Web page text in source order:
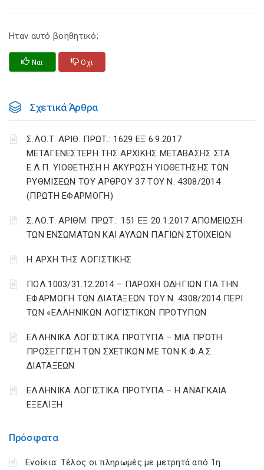
Πρόσφατα
Ενοίκια: Τέλος οι πληρωμές με μετρητά από 1η
Ηταν αυτό βοηθητικό;
Ναι Οχι
Σχετικά Άρθρα
Σ.ΛΟ.Τ. ΑΡΙΘ. ΠΡΩΤ.: 1629 ΕΞ 6.9.2017
ΜΕΤΑΓΕΝΕΣΤΕΡΗ ΤΗΣ ΑΡΧΙΚΗΣ ΜΕΤΑΒΑΣΗΣ ΣΤΑ
Ε.Λ.Π. ΥΙΟΘΕΤΗΣΗ Η ΑΚΥΡΩΣΗ ΥΙΟΘΕΤΗΣΗΣ ΤΩΝ
ΡΥΘΜΙΣΕΩΝ ΤΟΥ ΑΡΘΡΟΥ 37 ΤΟΥ Ν. 4308/2014
(ΠΡΩΤΗ ΕΦΑΡΜΟΓΗ)
Σ.ΛΟ.Τ. ΑΡΙΘΜ. ΠΡΩΤ.: 151 ΕΞ 20.1.2017 AΠΟΜΕΙΩΣΗ
ΤΩΝ ΕΝΣΩΜΑΤΩΝ ΚΑΙ ΑΥΛΩΝ ΠΑΓΙΩΝ ΣΤΟΙΧΕΙΩΝ
Η ΑΡΧΗ ΤΗΣ ΛΟΓΙΣΤΙΚΗΣ
ΠΟΛ.1003/31.12.2014 – ΠΑΡΟΧΗ ΟΔΗΓΙΩΝ ΓΙΑ ΤΗΝ
ΕΦΑΡΜΟΓΗ ΤΩΝ ΔΙΑΤΑΞΕΩΝ ΤΟΥ Ν. 4308/2014 ΠΕΡΙ
ΤΩΝ «ΕΛΛΗΝΙΚΩΝ ΛΟΓΙΣΤΙΚΩΝ ΠΡΟΤΥΠΩΝ
ΕΛΛΗΝΙΚΑ ΛΟΓΙΣΤΙΚΑ ΠΡΟΤΥΠΑ – ΜΙΑ ΠΡΩΤΗ
ΠΡΟΣΕΓΓΙΣΗ ΤΩΝ ΣΧΕΤΙΚΩΝ ΜΕ ΤΟΝ Κ.Φ.Α.Σ.
ΔΙΑΤΑΞΕΩΝ
ΕΛΛΗΝΙΚΑ ΛΟΓΙΣΤΙΚΑ ΠΡΟΤΥΠΑ – Η ΑΝΑΓΚΑΙΑ
ΕΞΕΛΙΞΗ